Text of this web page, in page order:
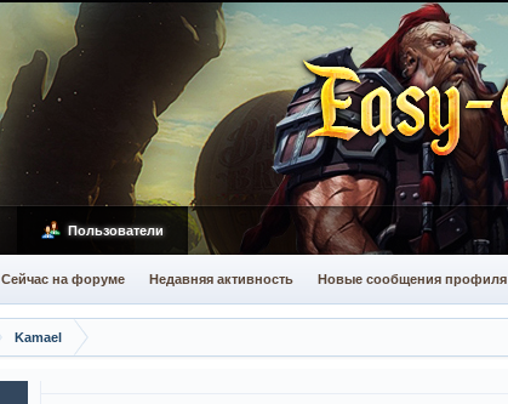
Kamael
Пользователи
Сейчас на форуме Недавняя активность Новые сообщения профиля